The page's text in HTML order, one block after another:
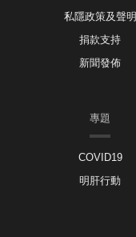
私隱政策及聲明
捐款支持
新聞發佈
專題
COVID19
明肝行動